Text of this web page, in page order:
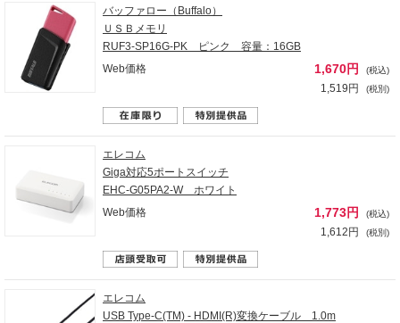
バッファロー（Buffalo）
ＵＳＢメモリ
RUF3-SP16G-PK ピンク 容量：16GB
Web価格
1,670円 (税込)
1,519円 (税別)
エレコム
Giga対応5ポートスイッチ
EHC-G05PA2-W ホワイト
Web価格
1,773円 (税込)
1,612円 (税別)
エレコム
USB Type-C(TM) - HDMI(R)変換ケーブル 1.0m